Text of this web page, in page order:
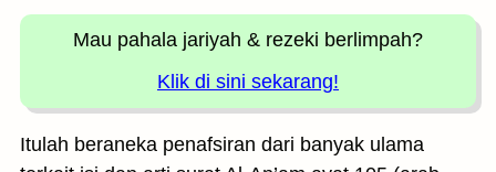
Mau pahala jariyah & rezeki berlimpah?
Klik di sini sekarang!
Itulah beraneka penafsiran dari banyak ulama